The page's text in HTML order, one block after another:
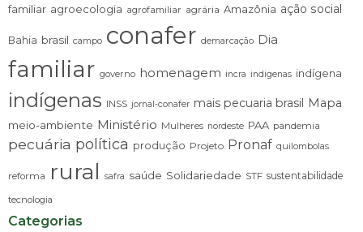
familiar agroecologia agrofamiliar agrária Amazônia ação social
Bahia brasil campo conafer demarcação Dia
familiar governo homenagem incra indigenas indígena
indígenas INSS jornal-conafer mais pecuaria brasil Mapa
meio-ambiente Ministério Mulheres nordeste PAA pandemia
pecuária política produção Projeto Pronaf quilombolas
reforma rural safra saúde Solidariedade STF sustentabilidade
tecnologia
Categorias